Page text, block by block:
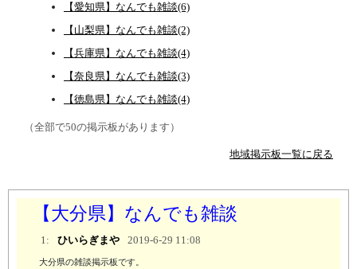
【愛知県】なんでも雑談(6)
【山梨県】なんでも雑談(2)
【兵庫県】なんでも雑談(4)
【奈良県】なんでも雑談(3)
【徳島県】なんでも雑談(4)
（全部で50の掲示板があります）
地域掲示板一覧に戻る
【大分県】なんでも雑談
1: ひいらぎまや 2019-6-29 11:08
大分県の雑談掲示板です。